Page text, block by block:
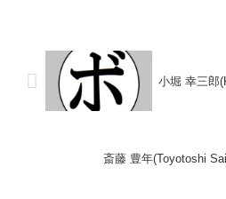
判定 (採点...
小堀 幸三郎
斎藤 豊年(Toyotoshi